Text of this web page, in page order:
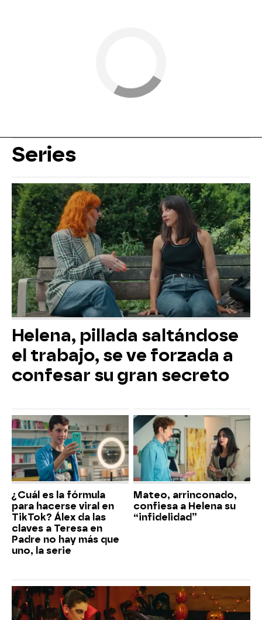
Series
Helena, pillada saltándose
el trabajo, se ve forzada a
confesar su gran secreto
¿Cuál es la fórmula
para hacerse viral en
TikTok? Álex da las
claves a Teresa en
Padre no hay más que
uno, la serie
Mateo, arrinconado,
confiesa a Helena su
“infidelidad”